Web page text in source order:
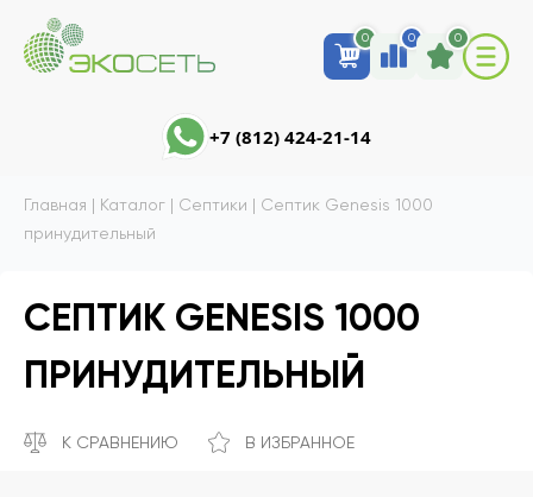
0 0 0
+7 (812) 424-21-14
Главная | Каталог | Септики | Септик Genesis 1000
принудительный
СЕПТИК GENESIS 1000
ПРИНУДИТЕЛЬНЫЙ
К СРАВНЕНИЮ В ИЗБРАННОЕ